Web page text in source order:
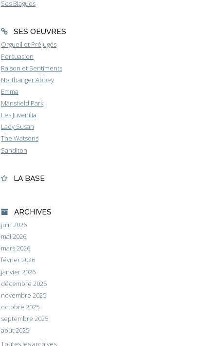
Ses Blagues
SES OEUVRES
Orgueil et Préjugés
Persuasion
Raison et Sentiments
Northanger Abbey
Emma
Mansfield Park
Les Juvenilia
Lady Susan
The Watsons
Sanditon
LA BASE
ARCHIVES
juin 2026
mai 2026
mars 2026
février 2026
janvier 2026
décembre 2025
novembre 2025
octobre 2025
septembre 2025
août 2025
Toutes les archives